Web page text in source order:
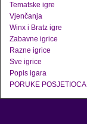
Tematske igre
Vjenčanja
Winx i Bratz igre
Zabavne igrice
Razne igrice
Sve igrice
Popis igara
PORUKE POSJETIOCA